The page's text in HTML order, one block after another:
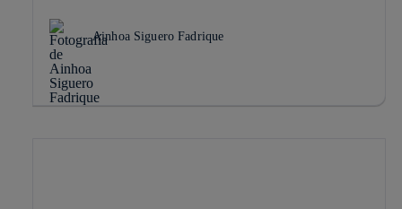
Ainhoa Siguero Fadrique